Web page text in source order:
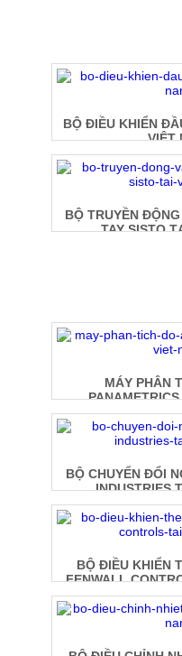
BỘ ĐIỀU KHIỂN
VIỆT
BỘ TRUYỀN
TAY SISTO
MÁY PHÂN
BỘ CHUYỂN ĐỔI
INDUSTRIES
BỘ ĐIỀU KHIỂN
FENWALL